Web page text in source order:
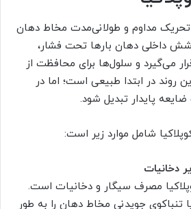
تحریک مداوم و طولانی‌مدت مخاط دهان
داخلی دهان بارها تحت فشار،
می‌گیرد و سلول‌ها برای محافظت از
در ابتدا طبیعی است؛ اما در
پایدار تبدیل شود.
شامل موارد زیر است:
دخانیات
مصرف سیگار و دخانیات است.
تنباکوی جویدنی مخاط دهان را به طور